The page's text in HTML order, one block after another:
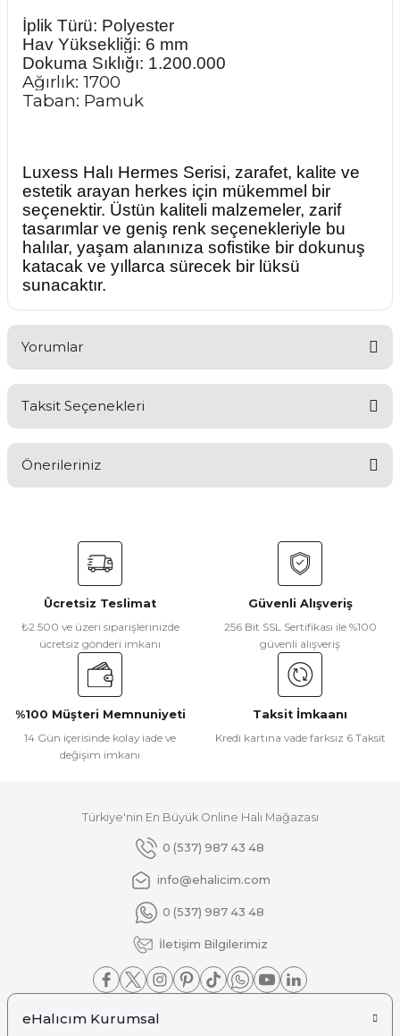
İplik Türü: Polyester
Hav Yüksekliği: 6 mm
Dokuma Sıklığı: 1.200.000
Ağırlık: 1700
Taban: Pamuk
Luxess Halı Hermes Serisi, zarafet, kalite ve
estetik arayan herkes için mükemmel bir
seçenektir. Üstün kaliteli malzemeler, zarif
tasarımlar ve geniş renk seçenekleriyle bu
halılar, yaşam alanınıza sofistike bir dokunuş
katacak ve yıllarca sürecek bir lüksü
sunacaktır.
Yorumlar
Yorum Yaz
Taksit Seçenekleri
Önerileriniz
konularda yetersiz gördüğünüz noktaları öneri formunu
kullanarak tarafımıza iletebilirsiniz.
Görüş ve önerileriniz için teşekkür ederiz.
Ürün resmi kalitesiz, bozuk veya görüntülenemiyor.
Ürün açıklamasında eksik bilgiler bulunuyor.
Ürün bilgilerinde hatalar bulunuyor.
Ürün fiyatı diğer sitelerden daha pahalı.
Gönder
Ücretsiz Teslimat
₺2.500 ve üzeri siparişlerinizde
ücretsiz gönderi imkanı
Güvenli Alışveriş
256 Bit SSL Sertifikası ile %100
güvenli alışveriş
%100 Müşteri Memnuniyeti
14 Gün içerisinde kolay iade ve
değişim imkanı
Taksit İmkaanı
Kredi kartına vade farksız 6 Taksit
Türkiye'nin En Büyük Online Halı Mağazası
0 (537) 987 43 48
info@ehalicim.com
0 (537) 987 43 48
İletişim Bilgilerimiz
eHalıcım Kurumsal